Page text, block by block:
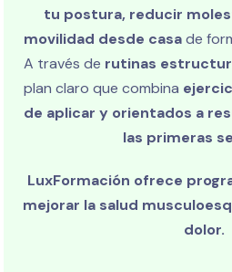
tu postura, reducir
movilidad desde casade
A través de rutinas
plan claro que combina
de aplicar y orientados a
las primeras
LuxFormación ofrece
mejorar la salud
dolor.